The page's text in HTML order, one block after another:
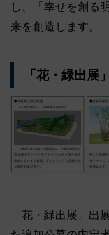
し、「幸せを創る
来を創造します。
「花・緑出展
「花・緑出展」出